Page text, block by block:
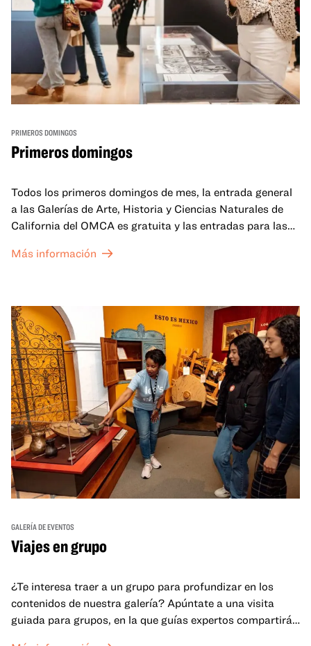
PRIMEROS DOMINGOS
Primeros domingos
Todos los primeros domingos de mes, la entrada general
a las Galerías de Arte, Historia y Ciencias Naturales de
California del OMCA es gratuita y las entradas para las
a un precio reducido de 6 $.
Más información
GALERÍA DE EVENTOS
Viajes en grupo
¿Te interesa traer a un grupo para profundizar en los
contenidos de nuestra galería? Apúntate a una visita
guiada para grupos, en la que guías expertos compartirán